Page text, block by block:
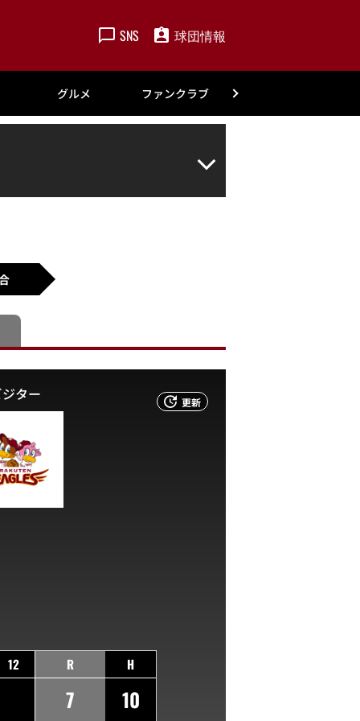
SNS 球団情報
グルメ ファンクラブ
更新
ジター
12 R H
7
10